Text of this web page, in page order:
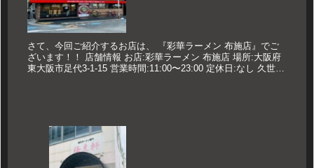
さて、今回ご紹介するお店は、 『彩華ラーメン 布施店』でご
ざいます！！ 店舗情報 お店:彩華ラーメン 布施店 場所:大阪府
東大阪市足代3-1-15 営業時間:11:00〜23:00 定休日:なし 久世の